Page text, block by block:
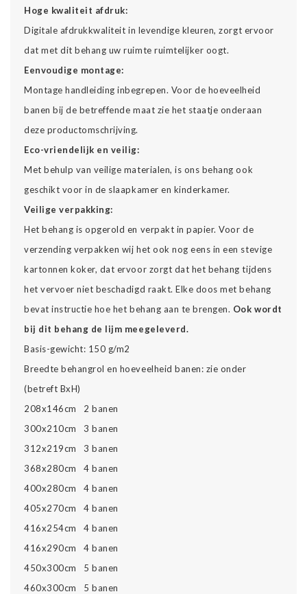
Hoge kwaliteit afdruk:
Digitale afdrukkwaliteit in levendige kleuren, zorgt ervoor
dat met dit behang uw ruimte ruimtelijker oogt.
Eenvoudige montage:
Montage handleiding inbegrepen. Voor de hoeveelheid
banen bij de betreffende maat zie het staatje onderaan
deze productomschrijving.
Eco-vriendelijk en veilig:
Met behulp van veilige materialen, is ons behang ook
geschikt voor in de slaapkamer en kinderkamer.
Veilige verpakking:
Het behang is opgerold en verpakt in papier. Voor de
verzending verpakken wij het ook nog eens in een stevige
kartonnen koker, dat ervoor zorgt dat het behang tijdens
het vervoer niet beschadigd raakt. Elke doos met behang
bevat instructie hoe het behang aan te brengen. Ook wordt
bij dit behang de lijm meegeleverd.
Basis-gewicht: 150 g/m2
Breedte behangrol en hoeveelheid banen: zie onder
(betreft BxH)
208x146cm 2 banen
300x210cm 3 banen
312x219cm 3 banen
368x280cm 4 banen
400x280cm 4 banen
405x270cm 4 banen
416x254cm 4 banen
416x290cm 4 banen
450x300cm 5 banen
460x300cm 5 banen